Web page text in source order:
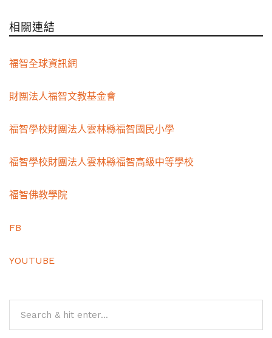
相關連結
福智全球資訊網
財團法人福智文教基金會
福智學校財團法人雲林縣福智國民小學
福智學校財團法人雲林縣福智高級中等學校
福智佛教學院
FB
YOUTUBE